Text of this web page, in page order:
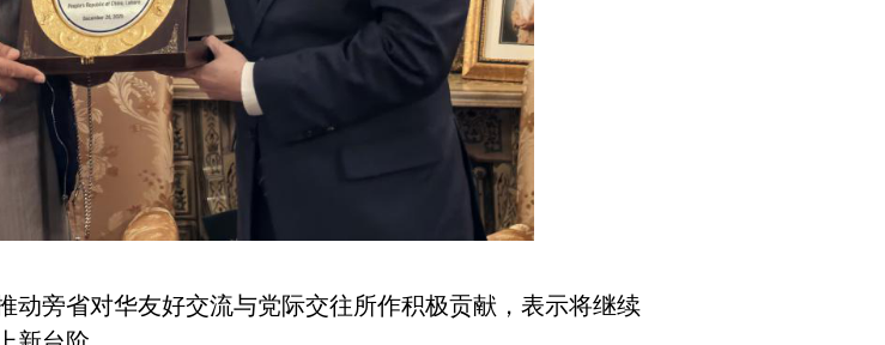
动旁省对华友好交流与党际交往所作积极贡献，表示将继续